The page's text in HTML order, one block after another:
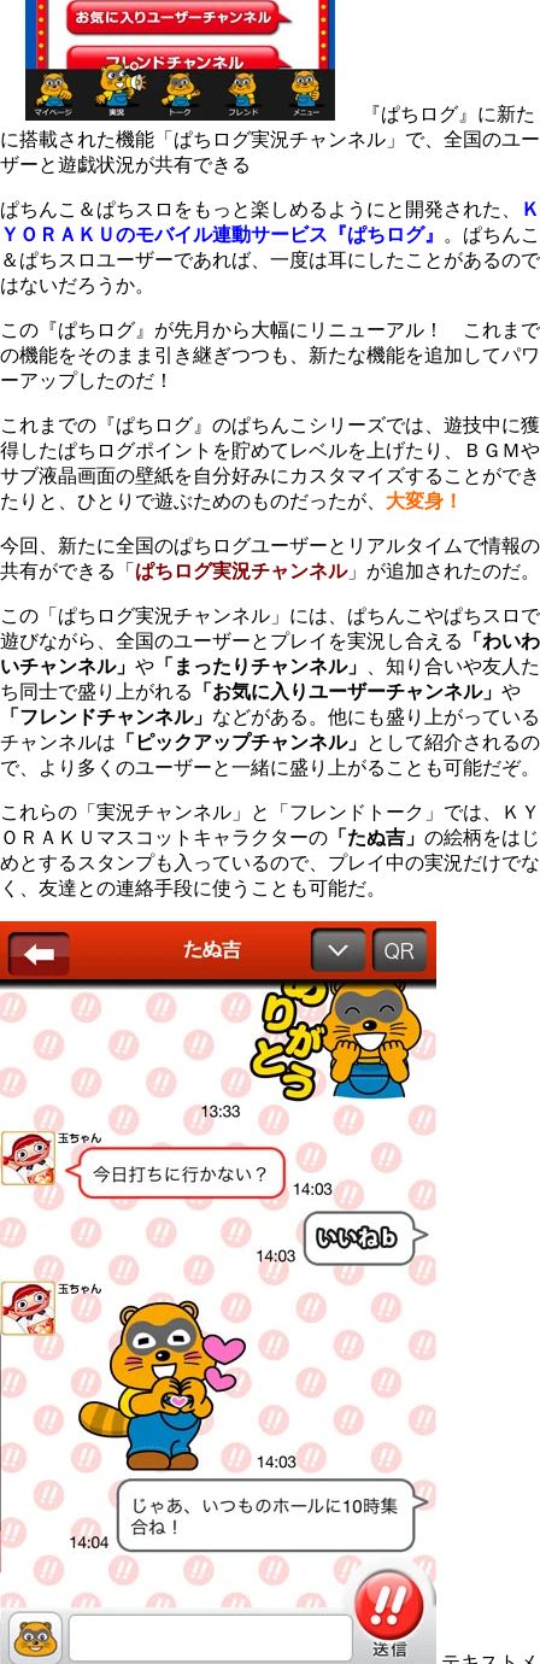
『ぱちログ』に新た
に搭載された機能「ぱちログ実況チャンネル」で、全国のユー
ザーと遊戯状況が共有できる
ぱちんこ＆ぱちスロをもっと楽しめるようにと開発された、
Ｋ
ＹＯＲＡＫＵのモバイル連動サービス『ぱちログ』
。ぱちんこ
＆ぱちスロユーザーであれば、一度は耳にしたことがあるので
はないだろうか。
この『ぱちログ』が先月から大幅にリニューアル！ これまで
の機能をそのまま引き継ぎつつも、新たな機能を追加してパワ
ーアップしたのだ！
これまでの『ぱちログ』のぱちんこシリーズでは、遊技中に獲
得したぱちログポイントを貯めてレベルを上げたり、ＢＧＭや
サブ液晶画面の壁紙を自分好みにカスタマイズすることができ
たりと、ひとりで遊ぶためのものだったが、 大変身！
今回、新たに全国のぱちログユーザーとリアルタイムで情報の
共有ができる「 ぱちログ実況チャンネル」が追加されたのだ。
この「ぱちログ実況チャンネル」には、ぱちんこやぱちスロで
遊びながら、全国のユーザーとプレイを実況し合える
「わいわ
いチャンネル」 や 「まったりチャンネル」
、知り合いや友人た
ち同士で盛り上がれる
「お気に入りユーザーチャンネル」 や
「フレンドチャンネル」 などがある。他にも盛り上がっている
チャンネルは 「ピックアップチャンネル」 として紹介されるの
で、より多くのユーザーと一緒に盛り上がることも可能だぞ。
これらの「実況チャンネル」と「フレンドトーク」では、ＫＹ
ＯＲＡＫＵマスコットキャラクターの 「たぬ吉」 の絵柄をはじ
めとするスタンプも入っているので、プレイ中の実況だけでな
く、友達との連絡手段に使うことも可能だ。